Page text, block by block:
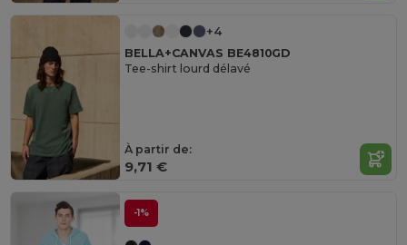
+4
BELLA+CANVAS BE4810GD
Tee-shirt lourd délavé
À partir de:
9,71 €
-1%